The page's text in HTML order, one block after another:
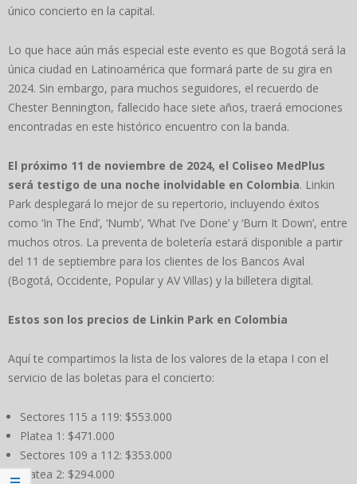
único concierto en la capital.
Lo que hace aún más especial este evento es que Bogotá será la
única ciudad en Latinoamérica que formará parte de su gira en
2024. Sin embargo, para muchos seguidores, el recuerdo de
Chester Bennington, fallecido hace siete años, traerá emociones
encontradas en este histórico encuentro con la banda.
El próximo 11 de noviembre de 2024, el Coliseo MedPlus
será testigo de una noche inolvidable en Colombia. Linkin
Park desplegará lo mejor de su repertorio, incluyendo éxitos
como ‘In The End’, ‘Numb’, ‘What I’ve Done’ y ‘Burn It Down’, entre
muchos otros. La preventa de boletería estará disponible a partir
del 11 de septiembre para los clientes de los Bancos Aval
(Bogotá, Occidente, Popular y AV Villas) y la billetera digital.
Estos son los precios de Linkin Park en Colombia
Aquí te compartimos la lista de los valores de la etapa I con el
servicio de las boletas para el concierto:
Sectores 115 a 119: $553.000
Platea 1: $471.000
Sectores 109 a 112: $353.000
Platea 2: $294.000